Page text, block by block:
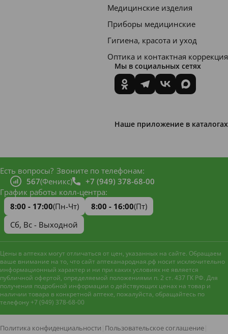
Медицинские изделия
Приборы медицинские
Гигиена, красота и уход
Оптика и контактная коррекция
Мы в социальных сетях
Наше приложение в каталогах
Есть вопросы? Звоните по телефонам:
567(Феникс)
+7 (949) 378-68-00
График работы колл-центра:
8:00 - 17:00(Пн-Чт) 8:00 - 16:00(Пт)
Сб, Вс - Выходной
Цены в аптеках могут отличаться от цен, указанных на сайте. Обращаем
ваше внимание на то, что сайт аптеканародная.рф носит исключительно
информационный характер и ни при каких условиях не является
публичной офертой, определяемой положениями п. 2 ст. 437 ГК РФ. Для
получения подробной информации о действующих ценах на товар и
наличии товара в конкретной аптеке, пожалуйста, обращайтесь по
телефону +7 (949) 378-68-00
Политика конфиденциальности Пользовательское соглашение
Наш сайт использует файлы
улучшения работы и анализа